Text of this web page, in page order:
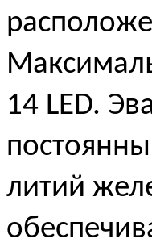
14 LED.
литий